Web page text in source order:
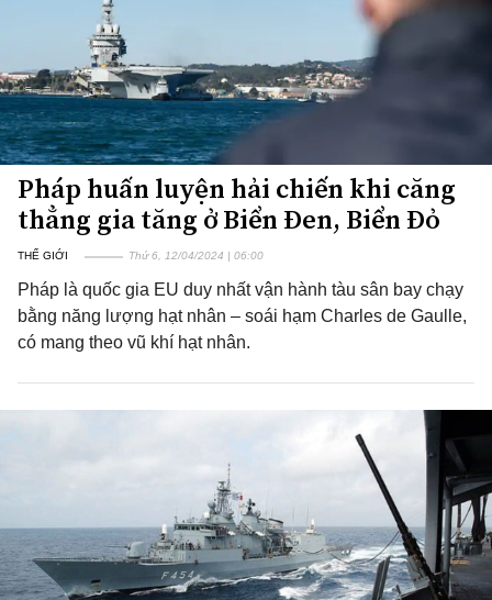
Pháp huấn luyện hải chiến khi căng
thẳng gia tăng ở Biển Đen, Biển Đỏ
THẾ GIỚI Thứ 6, 12/04/2024 | 06:00
Pháp là quốc gia EU duy nhất vận hành tàu sân bay chạy
bằng năng lượng hạt nhân – soái hạm Charles de Gaulle,
có mang theo vũ khí hạt nhân.